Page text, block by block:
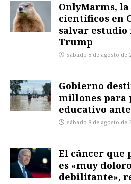
OnlyMarms,
científicos en
salvar
Trump
sábado 8 de agosto de
Gobierno
millones para
educativo
sábado 8 de agosto de
El cáncer que
es «muy
debilitante»,